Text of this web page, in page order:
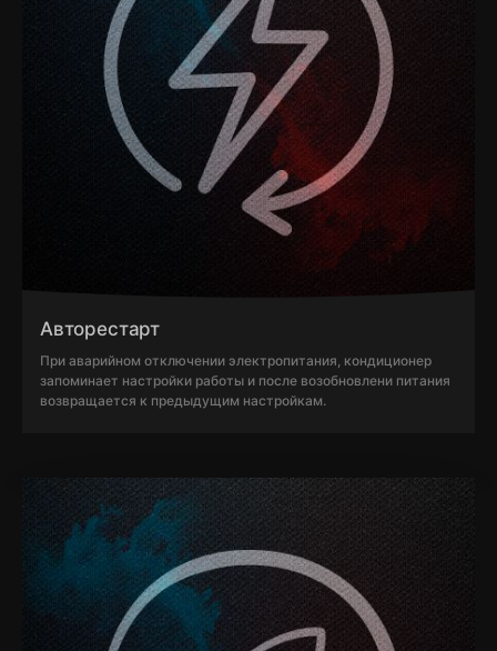
Авторестарт
При аварийном отключении электропитания, кондиционер
запоминает настройки работы и после возобновлени питания
возвращается к предыдущим настройкам.